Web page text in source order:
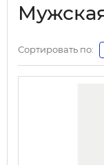
Сортировать по: